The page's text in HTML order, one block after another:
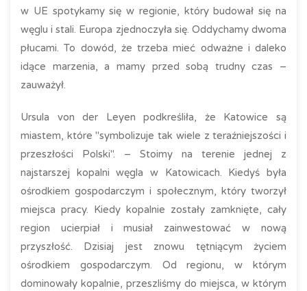
w UE spotykamy się w regionie, który budował się na
węglu i stali. Europa zjednoczyła się. Oddychamy dwoma
płucami. To dowód, że trzeba mieć odważne i daleko
idące marzenia, a mamy przed sobą trudny czas –
zauważył.
Ursula von der Leyen podkreśliła, że Katowice są
miastem, które "symbolizuje tak wiele z teraźniejszości i
przeszłości Polski". – Stoimy na terenie jednej z
najstarszej kopalni węgla w Katowicach. Kiedyś była
ośrodkiem gospodarczym i społecznym, który tworzył
miejsca pracy. Kiedy kopalnie zostały zamknięte, cały
region ucierpiał i musiał zainwestować w nową
przyszłość. Dzisiaj jest znowu tętniącym życiem
ośrodkiem gospodarczym. Od regionu, w którym
dominowały kopalnie, przeszliśmy do miejsca, w którym